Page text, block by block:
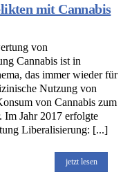
mit Cannabis
von
Cannabis ist in
das immer wieder für
Nutzung von
von Cannabis zum
Im Jahr 2017 erfolgte
Liberalisierung: [...]
jetzt lesen